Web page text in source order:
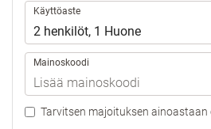
Käyttöaste
Käyttöaste
2 henkilöt, 1 Huone
Mainoskoodi
Tarvitsen majoituksen ainoastaan